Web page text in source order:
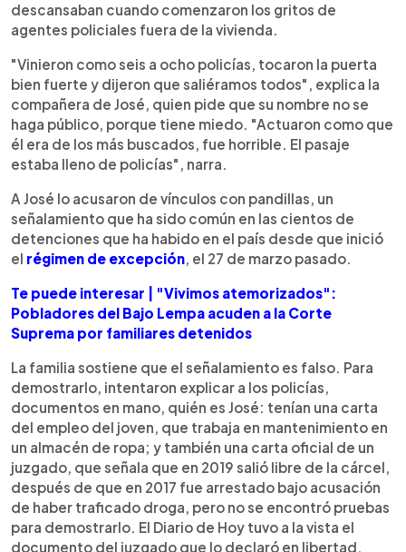
descansaban cuando comenzaron los gritos de
agentes policiales fuera de la vivienda.
"Vinieron como seis a ocho policías, tocaron la puerta
bien fuerte y dijeron que saliéramos todos", explica la
compañera de José, quien pide que su nombre no se
haga público, porque tiene miedo. "Actuaron como que
él era de los más buscados, fue horrible. El pasaje
estaba lleno de policías", narra.
A José lo acusaron de vínculos con pandillas, un
señalamiento que ha sido común en las cientos de
detenciones que ha habido en el país desde que inició
el régimen de excepción, el 27 de marzo pasado.
Te puede interesar | "Vivimos atemorizados":
Pobladores del Bajo Lempa acuden a la Corte
Suprema por familiares detenidos
La familia sostiene que el señalamiento es falso. Para
demostrarlo, intentaron explicar a los policías,
documentos en mano, quién es José: tenían una carta
del empleo del joven, que trabaja en mantenimiento en
un almacén de ropa; y también una carta oficial de un
juzgado, que señala que en 2019 salió libre de la cárcel,
después de que en 2017 fue arrestado bajo acusación
de haber traficado droga, pero no se encontró pruebas
para demostrarlo. El Diario de Hoy tuvo a la vista el
documento del juzgado que lo declaró en libertad.